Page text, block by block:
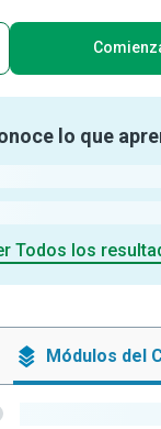
lo que
Todos los
Módulos del